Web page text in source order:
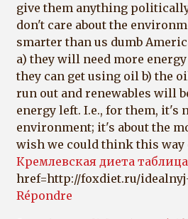
give them anything
don't care about the
smarter than us dumb
a) they will need more
they can get using oil b) the
run out and renewables will
energy left. I.e., for them, it's
environment; it's about the
wish we could think this way
Кремлевская диета
href=http://foxdiet.ru/
Répondre